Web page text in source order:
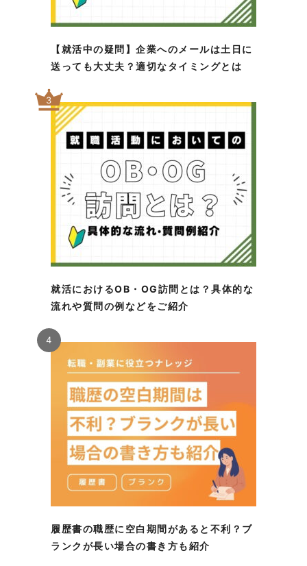
【就活中の疑問】企業へのメールは土日に
送っても大丈夫？適切なタイミングとは
就活におけるOB・OG訪問とは？具体的な
流れや質問の例などをご紹介
3
履歴書の職歴に空白期間があると不利？ブ
ランクが長い場合の書き方も紹介
4